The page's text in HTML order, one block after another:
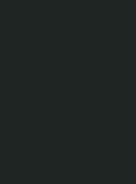
redes
conversión.